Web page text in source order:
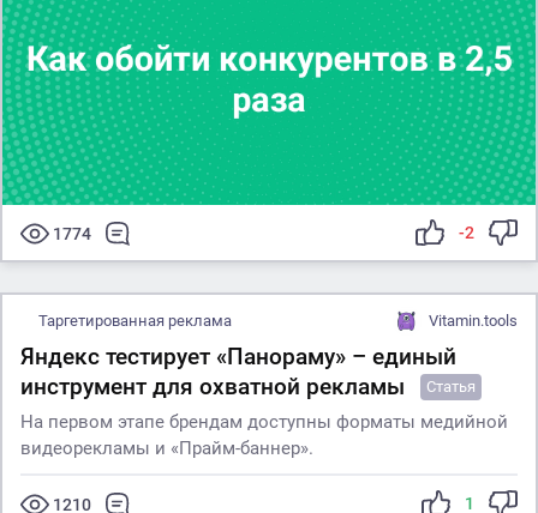
1774 -2
Таргетированная реклама Vitamin.tools
Яндекс тестирует «Панораму» – единый
инструмент для охватной рекламы
Статья
На первом этапе брендам доступны форматы медийной
видеорекламы и «Прайм-баннер».
1210 1